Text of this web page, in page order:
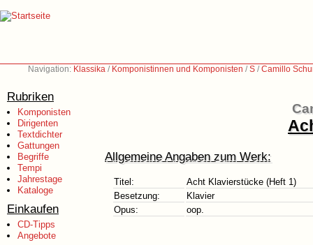
Navigation: Klassika / Komponistinnen und Komponisten /S /Camillo
Rubriken
Komponisten
Dirigenten
Textdichter
Gattungen
Begriffe
Tempi
Jahrestage
Kataloge
Einkaufen
CD-Tipps
Angebote
Allgemeine Angaben zum Werk:
Titel:
Acht Klavierstücke (Heft 1)
Besetzung:
Klavier
Opus:
oop.